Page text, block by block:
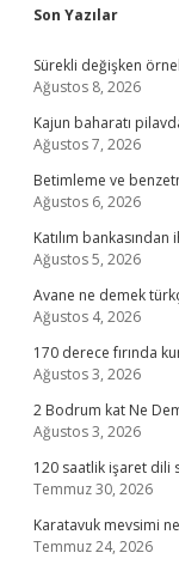
Sidebar
Son Yazılar
Sürekli değişken
Ağustos 8, 2026
Kajun baharatı
Ağustos 7, 2026
Betimleme ve
Ağustos 6, 2026
Katılım
Ağustos 5, 2026
Avane ne demek
Ağustos 4, 2026
170 derece fırında
Ağustos 3, 2026
2 Bodrum kat Ne
Ağustos 3, 2026
120 saatlik işaret dili
Temmuz 30, 2026
Karatavuk mevsimi
Temmuz 24, 2026